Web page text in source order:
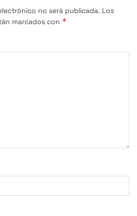
no será publicada. Los
marcados con *